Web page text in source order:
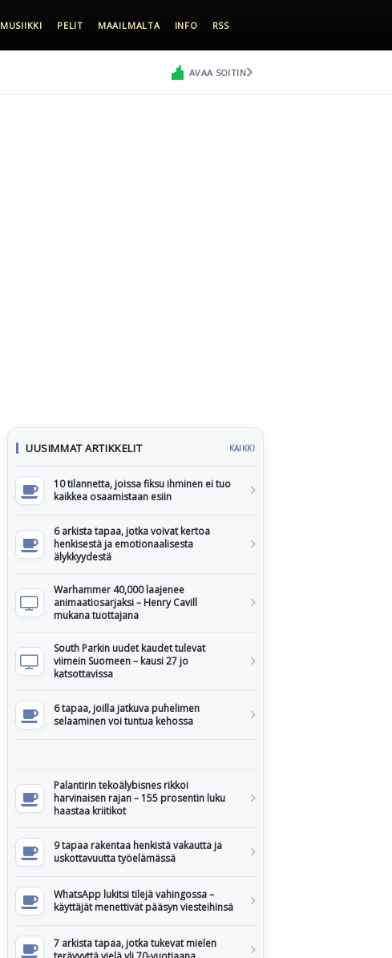
MUSIIKKI PELIT MAAILMALTA INFO RSS
AVAA SOITIN
UUSIMMAT ARTIKKELIT KAIKKI
10 tilannetta, joissa fiksu ihminen ei tuo
kaikkea osaamistaan esiin
6 arkista tapaa, jotka voivat kertoa
henkisestä ja emotionaalisesta
älykkyydestä
Warhammer 40,000 laajenee
animaatiosarjaksi – Henry Cavill
mukana tuottajana
South Parkin uudet kaudet tulevat
viimein Suomeen – kausi 27 jo
katsottavissa
6 tapaa, joilla jatkuva puhelimen
selaaminen voi tuntua kehossa
Palantirin tekoälybisnes rikkoi
harvinaisen rajan – 155 prosentin luku
haastaa kriitikot
9 tapaa rakentaa henkistä vakautta ja
uskottavuutta työelämässä
WhatsApp lukitsi tilejä vahingossa –
käyttäjät menettivät pääsyn viesteihinsä
7 arkista tapaa, jotka tukevat mielen